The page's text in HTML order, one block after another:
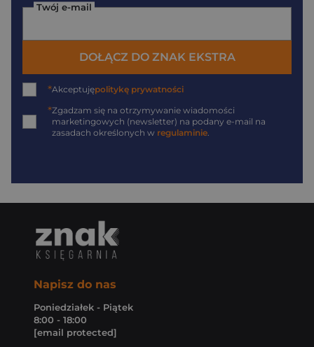
Twój e-mail
DOŁĄCZ DO ZNAK EKSTRA
*Akceptujępolitykę prywatności
*Zgadzam się na otrzymywanie wiadomości
marketingowych (newsletter) na podany e-mail na
zasadach określonych w regulaminie.
Napisz do nas
Poniedziałek - Piątek
8:00 - 18:00
[email protected]